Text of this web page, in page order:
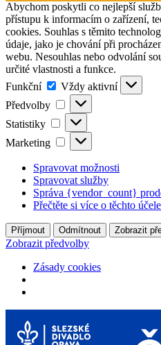
Abychom poskytli co nejlepší
přístupu k informacím o zařízení,
cookies. Souhlas s těmito
údaje, jako je chování při
webu. Nesouhlas nebo odvolání
určité vlastnosti a funkce.
Funkční
Funkční
Vždy aktivní
Předvolby
Předvolby
Statistiky Statistiky
Marketing Marketing
Spravovat možnosti
Spravovat služby
Správa {vendor_count}
Přečtěte si více o těchto
Příjmout Odmítnout Zobrazit
Zobrazit předvolby
Zásady cookies